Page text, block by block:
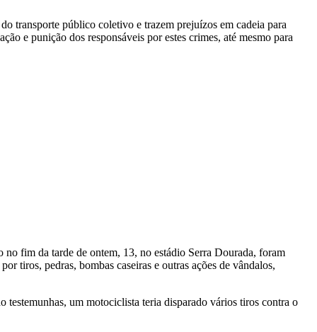
transporte público coletivo e trazem prejuízos em cadeia para
e punição dos responsáveis por estes crimes, até mesmo para
fim da tarde de ontem, 13, no estádio Serra Dourada, foram
tiros, pedras, bombas caseiras e outras ações de vândalos,
um motociclista teria disparado vários tiros contra o